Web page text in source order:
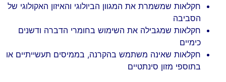
חקלאות שמשמרת את המגוון הביולוגי והאיזון האקולוגי של
הסביבה
חקלאות שמגבילה את השימוש בחומרי הדברה ודשנים
כימיים
חקלאות שאינה משתמש בהקרנה, בממיסים תעשייתיים או
בתוספי מזון סינתטיים